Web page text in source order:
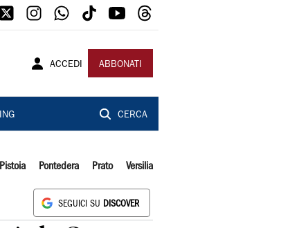
ACCEDI ABBONATI
CERCA
Pistoia Pontedera Prato Versilia
SEGUICI SU DISCOVER